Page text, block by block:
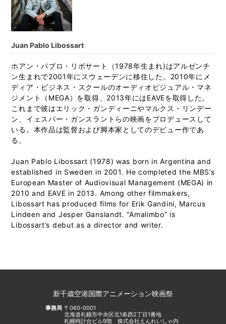
Juan Pablo Libossart
ホアン・パブロ・リボサート（1978年生まれ)はアルゼンチ
ン生まれで2001年にスウェーデンに移住した。2010年にメ
ディア・ビジネス・スクールのオーディオビジュアル・マネ
ジメント（MEGA）を取得、2013年にはEAVEを取得した。
これまで彼はエリック・ガンディーニやマルクス・リンデー
ン、イェスパー・ガンスラントらの映画をプロデュースして
いる。本作品は監督および脚本家としてのデビュー作であ
る。
Juan Pablo Libossart (1978) was born in Argentina and
established in Sweden in 2001. He completed the MBS’s
European Master of Audiovisual Management (MEGA) in
2010 and EAVE in 2013. Among other filmmakers,
Libossart has produced films for Erik Gandini, Marcus
Lindeen and Jesper Ganslandt. “Amalimbo” is
Libossart’s debut as a director and writer.
新千歳空港国際アニメーション映画祭
事務局 〒060-0001
北海道札幌市中央区北1条西2丁目1番地
札幌時計台ビル9階 株式会社えんれいしゃ内